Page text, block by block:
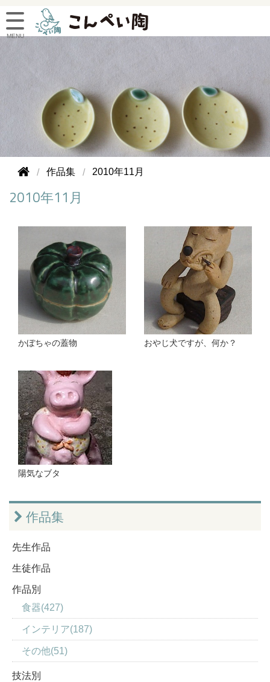
作品集 2010年11月
2010年11月
かぼちゃの蓋物 おやじ犬ですが、何か？
陽気なブタ
作品集
先生作品
生徒作品
作品別
食器(427)
インテリア(187)
その他(51)
技法別